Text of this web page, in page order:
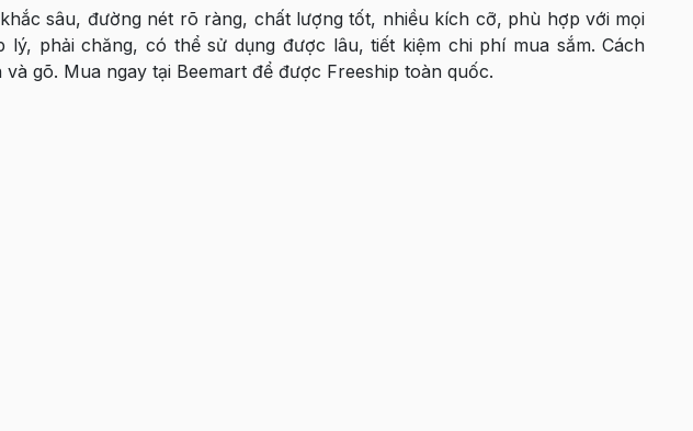
sâu, đường nét rõ ràng, chất lượng tốt, nhiều kích cỡ, phù hợp với mọi
phải chăng, có thể sử dụng được lâu, tiết kiệm chi phí mua sắm. Cách
gõ. Mua ngay tại Beemart để được Freeship toàn quốc.